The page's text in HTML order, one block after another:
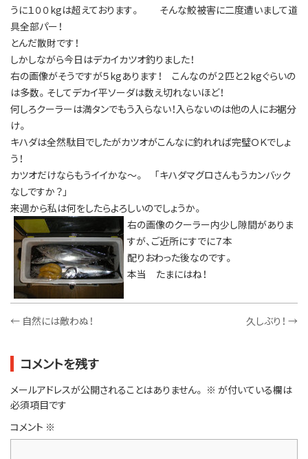
うに１００kgは超えております。 そんな鮫被害に二度遭いまして道
具全部パー！
とんだ散財です！
しかしながら今日はデカイカツオ釣りました！
右の画像がそうですが５kgあります！ こんなのが２匹と２kgぐらいの
は多数。そしてデカイ平ソーダは数え切れないほど！
何しろクーラーは満タンでもう入らない！入らないのは他の人にお裾分
け。
キハダは全然駄目でしたがカツオがこんなに釣れれば完璧ＯＫでしょ
う！
カツオだけならもうイイかな～。 「キハダマグロさんもうカンバック
なしですか？」
来週から私は何をしたらよろしいのでしょうか。
右の画像のクーラー内少し隙間がありま
すが、ご近所にすでに７本
配りおわった後なのです。
本当 たまにはね！
← 自然には敵わぬ！ 久しぶり！ →
コメントを残す
メールアドレスが公開されることはありません。 ※ が付いている欄は
必須項目です
コメント ※